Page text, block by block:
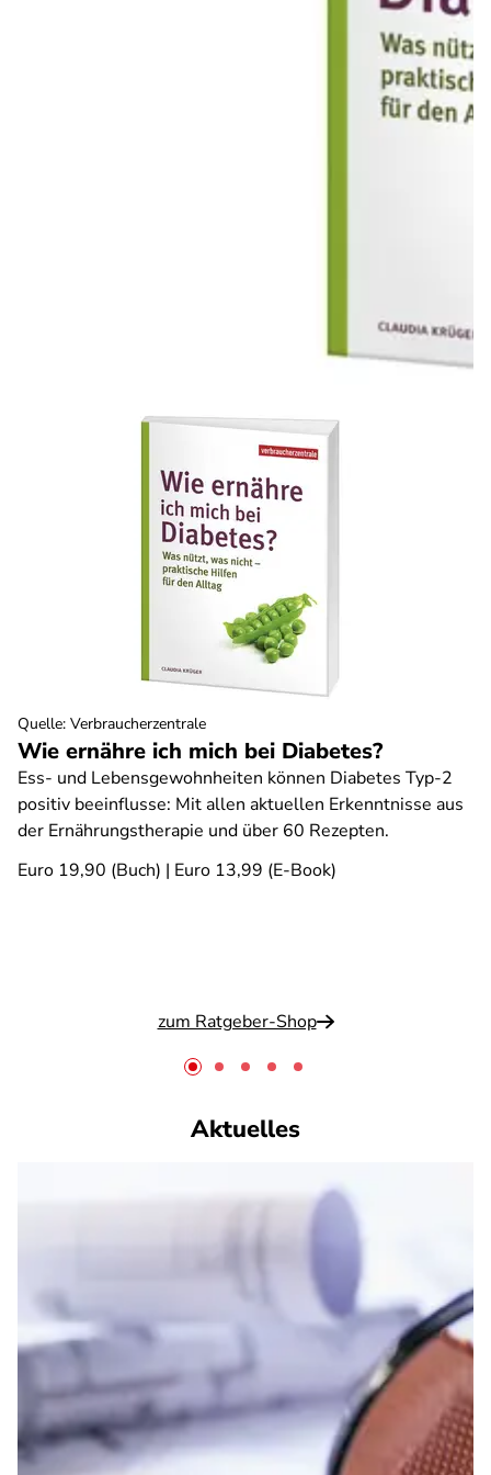
Wie ernähre ich mich bei Diabetes?
Ess- und Lebensgewohnheiten können Diabetes Typ-2
positiv beeinflusse: Mit allen aktuellen Erkenntnisse aus
der Ernährungstherapie und über 60 Rezepten.
Euro 19,90 (Buch) | Euro 13,99 (E-Book)
zum Ratgeber-Shop
Quelle: Verbraucherzentrale
Aktuelles